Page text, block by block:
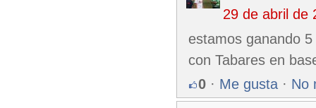
29 de abril de
estamos ganando
con Tabares en
0 · Me gusta · No